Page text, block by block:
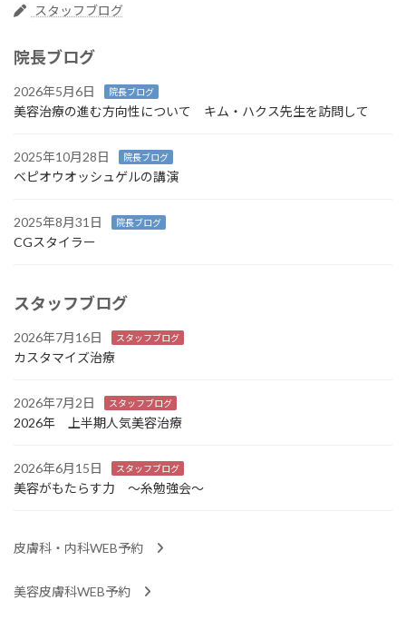
スタッフブログ
院長ブログ
2026年5月6日 院長ブログ
美容治療の進む方向性について キム・ハクス先生を訪問して
2025年10月28日 院長ブログ
ベピオウオッシュゲルの講演
2025年8月31日 院長ブログ
CGスタイラー
スタッフブログ
2026年7月16日 スタッフブログ
カスタマイズ治療
2026年7月2日 スタッフブログ
2026年 上半期人気美容治療
2026年6月15日 スタッフブログ
美容がもたらす力 ～糸勉強会～
皮膚科・内科WEB予約
美容皮膚科WEB予約